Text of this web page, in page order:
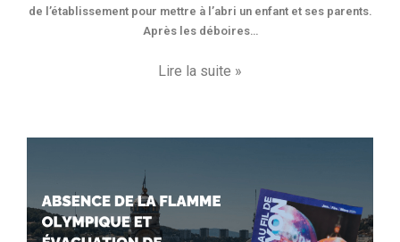
de l’établissement pour mettre à l’abri un enfant et ses parents.
Après les déboires…
Lire la suite »